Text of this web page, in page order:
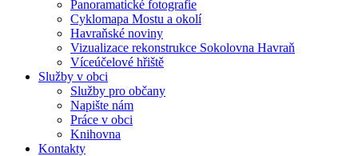
Panoramatické fotografie
Cyklomapa Mostu a okolí
Havraňské noviny
Vizualizace rekonstrukce Sokolovna Havraň
Víceúčelové hřiště
Služby v obci
Služby pro občany
Napište nám
Práce v obci
Knihovna
Kontakty